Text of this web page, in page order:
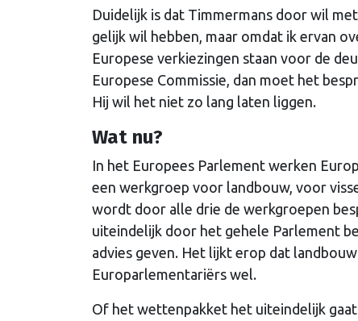
Duidelijk is dat Timmermans door wil
gelijk wil hebben, maar omdat ik ervan
Europese verkiezingen staan voor de
Europese Commissie, dan moet het
Hij wil het niet zo lang laten liggen.
Wat nu?
In het Europees Parlement werken
een werkgroep voor landbouw, voor
wordt door alle drie de werkgroepen
uiteindelijk door het gehele Parlement
advies geven. Het lijkt erop dat
Europarlementariërs wel.
Of het wettenpakket het uiteindelijk